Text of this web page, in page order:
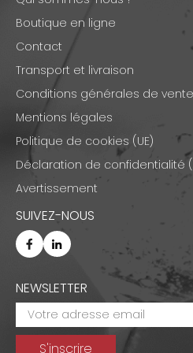
Boutique en ligne
Contact
Transport et livraison
Conditions générales de vente
Mentions légales
Politique de cookies (UE)
Déclaration de confidentialité
Avertissement
SUIVEZ-NOUS
NEWSLETTER